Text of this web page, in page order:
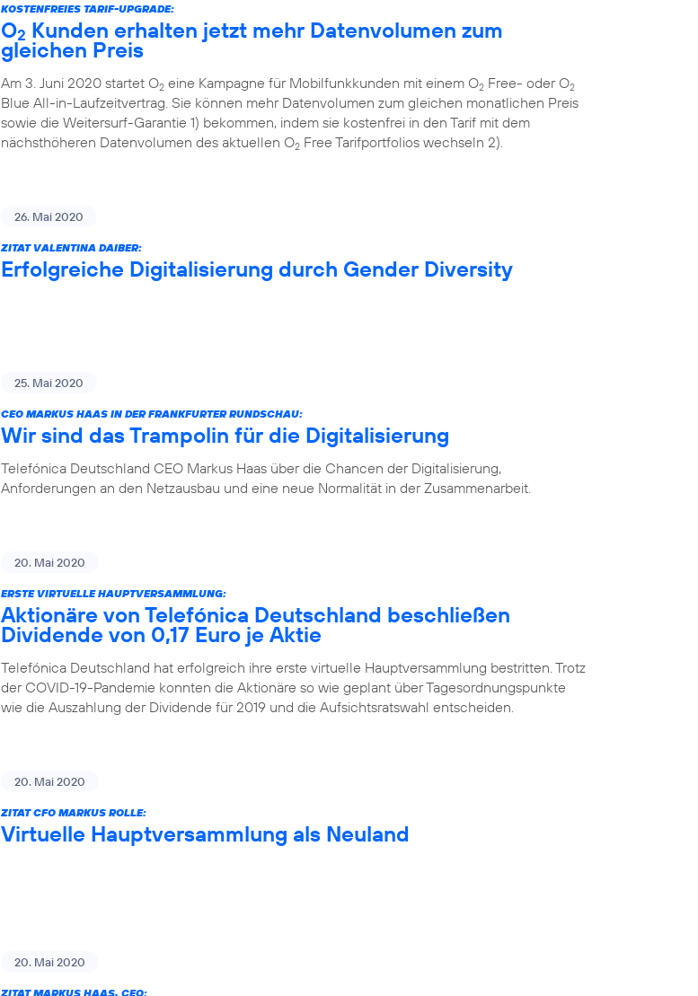
KOSTENFREIES TARIF-UPGRADE:
O2 Kunden erhalten jetzt mehr Datenvolumen zum
gleichen Preis
Am 3. Juni 2020 startet O2 eine Kampagne für Mobilfunkkunden mit einem O2 Free- oder O2
Blue All-in-Laufzeitvertrag. Sie können mehr Datenvolumen zum gleichen monatlichen Preis
sowie die Weitersurf-Garantie 1) bekommen, indem sie kostenfrei in den Tarif mit dem
nächsthöheren Datenvolumen des aktuellen O2 Free Tarifportfolios wechseln 2).
26. Mai 2020
ZITAT VALENTINA DAIBER:
Erfolgreiche Digitalisierung durch Gender Diversity
25. Mai 2020
CEO MARKUS HAAS IN DER FRANKFURTER RUNDSCHAU:
Wir sind das Trampolin für die Digitalisierung
Telefónica Deutschland CEO Markus Haas über die Chancen der Digitalisierung,
Anforderungen an den Netzausbau und eine neue Normalität in der Zusammenarbeit.
20. Mai 2020
ERSTE VIRTUELLE HAUPTVERSAMMLUNG:
Aktionäre von Telefónica Deutschland beschließen
Dividende von 0,17 Euro je Aktie
Telefónica Deutschland hat erfolgreich ihre erste virtuelle Hauptversammlung bestritten. Trotz
der COVID-19-Pandemie konnten die Aktionäre so wie geplant über Tagesordnungspunkte
wie die Auszahlung der Dividende für 2019 und die Aufsichtsratswahl entscheiden.
20. Mai 2020
ZITAT CFO MARKUS ROLLE:
Virtuelle Hauptversammlung als Neuland
20. Mai 2020
ZITAT MARKUS HAAS, CEO: